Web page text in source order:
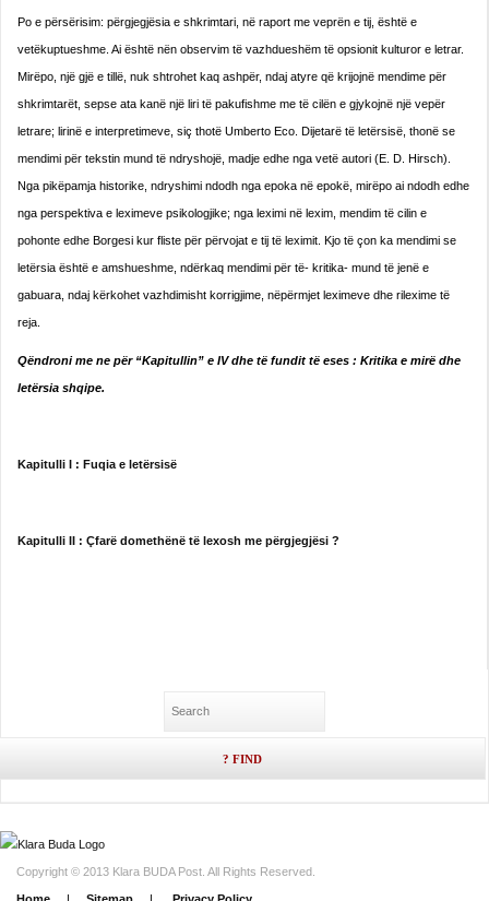
Po e përsërisim: përgjegjësia e shkrimtari, në raport me veprën e tij, është e
vetëkuptueshme. Ai është nën observim të vazhdueshëm të opsionit kulturor e letrar.
Mirëpo, një gjë e tillë, nuk shtrohet kaq ashpër, ndaj atyre që krijojnë mendime për
shkrimtarët, sepse ata kanë një liri të pakufishme me të cilën e gjykojnë një vepër
letrare; lirinë e interpretimeve, siç thotë Umberto Eco. Dijetarë të letërsisë, thonë se
mendimi për tekstin mund të ndryshojë, madje edhe nga vetë autori (E. D. Hirsch).
Nga pikëpamja historike, ndryshimi ndodh nga epoka në epokë, mirëpo ai ndodh edhe
nga perspektiva e leximeve psikologjike; nga leximi në lexim, mendim të cilin e
pohonte edhe Borgesi kur fliste për përvojat e tij të leximit. Kjo të çon ka mendimi se
letërsia është e amshueshme, ndërkaq mendimi për të- kritika- mund të jenë e
gabuara, ndaj kërkohet vazhdimisht korrigjime, nëpërmjet leximeve dhe rilexime të
reja.
Qëndroni me ne për “Kapitullin” e IV dhe të fundit të eses : Kritika e mirë dhe
letërsia shqipe.
Kapitulli I : Fuqia e letërsisë
Kapitulli II : Çfarë domethënë të lexosh me përgjegjësi ?
Copyright © 2013 Klara BUDA Post. All Rights Reserved.